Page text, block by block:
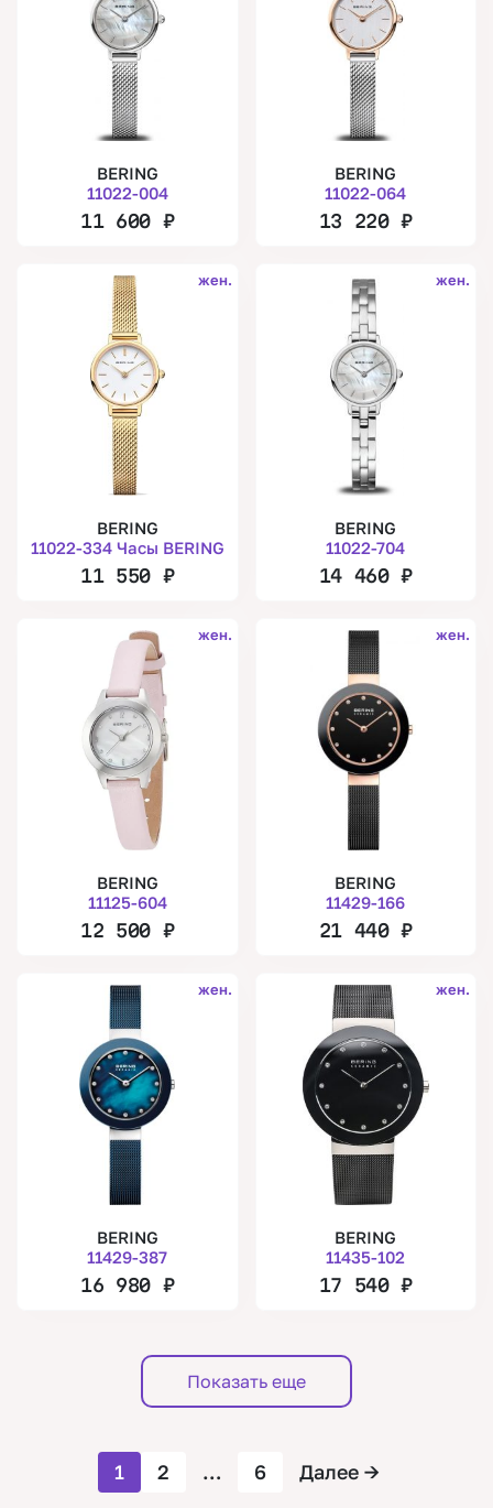
BERING
11022-004
11 600 ₽
BERING
11022-064
13 220₽
жен.
BERING
11022-334 Часы BERING
11 550 ₽
жен.
BERING
11022-704
14 460₽
жен.
BERING
11125-604
12 500 ₽
жен.
BERING
11429-166
21 440₽
жен.
BERING
11429-387
16 980 ₽
жен.
BERING
11435-102
17 540₽
Показать еще
1 2 … 6 Далее→